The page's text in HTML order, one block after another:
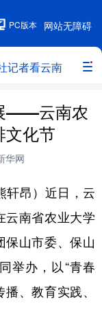
网站无障碍
PC版本
记者看云南 政务
本网原创
人事
育
图片
云南故事
——云南农
文化节
华网
昂）近日，云
云南省农业大学
山市委、保山
举办，以“青春
、教育实践、